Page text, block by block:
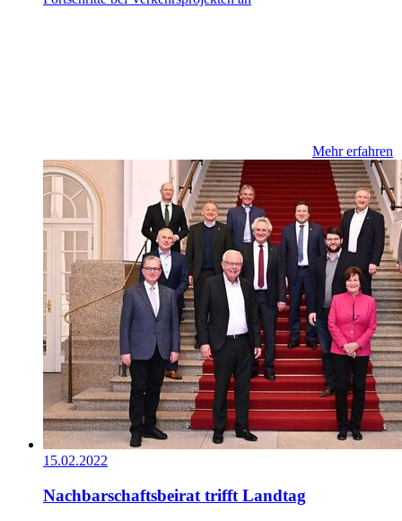
Mehr erfahren
15.02.2022
Nachbarschaftsbeirat trifft Landtag